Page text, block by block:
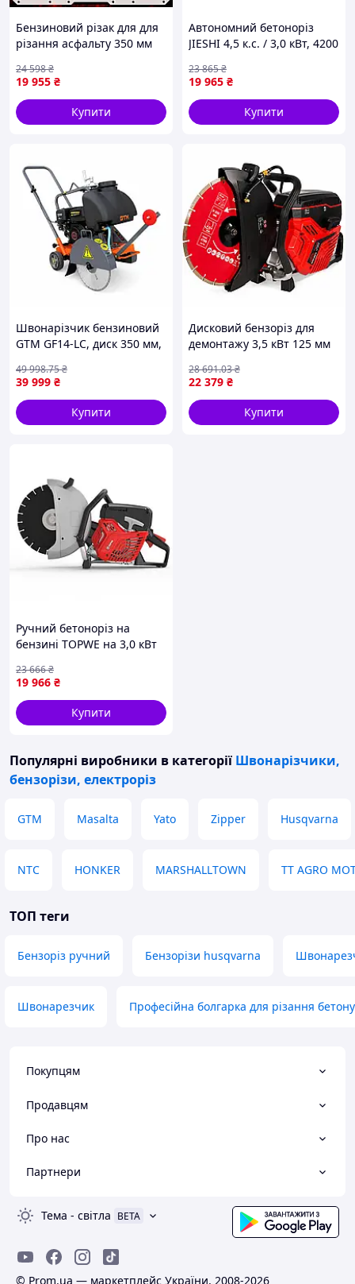
Бензиновий різак для для
різання асфальту 350 мм
бензиновий бензоріз для
бордюрів
19 955 ₴
24 598₴
Купити
Автономний бетоноріз
JIESHI 4,5 к.с. / 3,0 кВт, 4200
асфальту та бетону
19 965 ₴
23 865₴
Купити
Швонарізчик бензиновий
GTM GF14-LC, диск 350 мм,
с.
39 999 ₴
49 998.75₴
Купити
Дисковий бензоріз для
демонтажу 3,5 кВт 125 мм
будівельний бензоріз для
дорожніх робіт
22 379 ₴
28 691.03₴
Купити
Ручний бетоноріз на
бензині TOPWE на 3,0 кВт
різання бетону бензоріз
для асфальту
19 966 ₴
23 666₴
Купити
Популярні виробники в категорії Швонарізчики,
бензорізи, електроріз
GTM Masalta Yato Zipper Husqvarna
NTC HONKER MARSHALLTOWN TT AGRO
ТОП теги
Бензоріз ручний Бензорізи husqvarna
Швонарезчик Професійна болгарка для різання бетону
Покупцям
Продавцям
Про нас
Партнери
Тема - світла BETA
© Prom.ua — маркетплейс України, 2008-2026